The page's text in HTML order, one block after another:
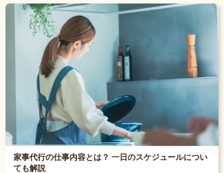
家事代行の仕事内容とは？ 一日のスケジュールについ
ても解説